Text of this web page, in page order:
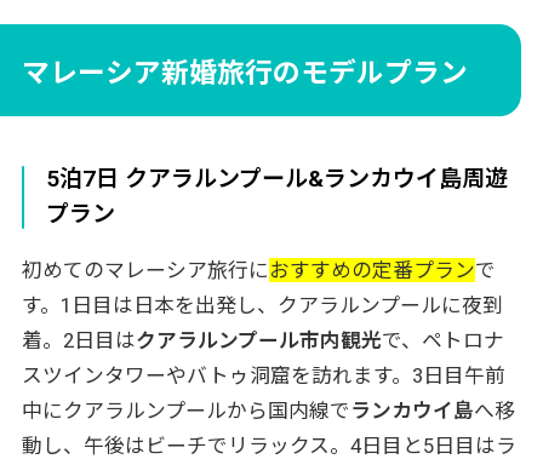
マレーシア新婚旅行のモデルプラン
5泊7日 クアラルンプール&ランカウイ島周遊
プラン
初めてのマレーシア旅行に おすすめの定番プランで
す。1日目は日本を出発し、クアラルンプールに夜到
着。2日目はクアラルンプール市内観光で、ペトロナ
スツインタワーやバトゥ洞窟を訪れます。3日目午前
中にクアラルンプールから国内線で ランカウイ島へ移
動し、午後はビーチでリラックス。4日目と5日目はラ